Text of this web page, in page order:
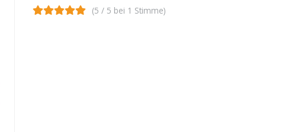
(5 / 5 bei 1 Stimme)